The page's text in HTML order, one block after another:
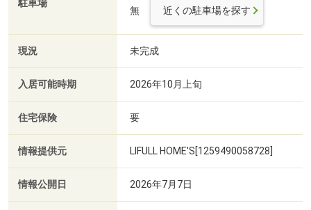
駐車場
無 近くの駐車場を探す
現況 未完成
入居可能時期 2026年10月上旬
住宅保険 要
情報提供元 LIFULL HOME'S[1259490058728]
情報公開日 2026年7月7日